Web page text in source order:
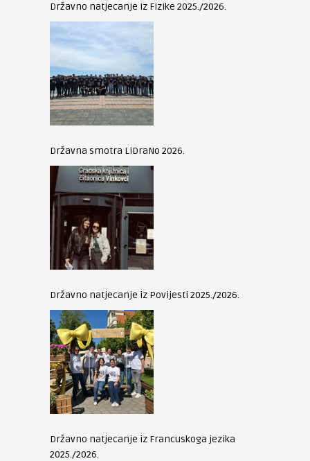
Državno natjecanje iz Fizike 2025./2026.
Državna smotra LiDraNo 2026.
Državno natjecanje iz Povijesti 2025./2026.
Državno natjecanje iz Francuskoga jezika
2025./2026.